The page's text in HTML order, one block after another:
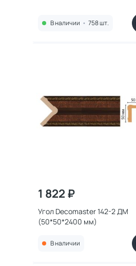
В наличии • 758 шт.
1 822 ₽
Угол Decomaster 142-2 ДМ
(50*50*2400 мм)
В наличии